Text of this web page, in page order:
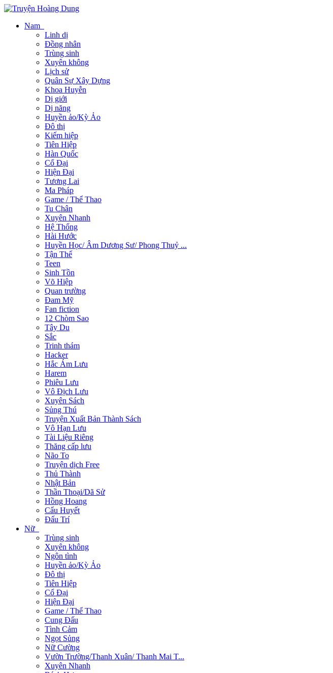
Nam
Linh dị
Đồng nhân
Trùng sinh
Xuyên không
Lịch sử
Quân Sự Xây Dựng
Khoa Huyễn
Dị giới
Dị năng
Huyền ảo/Kỳ Ảo
Đô thị
Kiếm hiệp
Tiên Hiệp
Hàn Quốc
Cổ Đại
Hiện Đại
Tương Lai
Ma Pháp
Game / Thể Thao
Tu Chân
Xuyên Nhanh
Hệ Thống
Hài Hước
Huyền Học/ Âm Dương Sư/ Phong Thuỷ ...
Tận Thế
Teen
Sinh Tồn
Võ Hiệp
Quan trường
Đam Mỹ
Fan fiction
12 Chòm Sao
Tây Du
Sắc
Trinh thám
Hacker
Hắc Ám Lưu
Harem
Phiêu Lưu
Vô Địch Lưu
Xuyên Sách
Sủng Thú
Truyện Xuất Bản Thành Sách
Vô Hạn Lưu
Tài Liệu Riêng
Thăng cấp lưu
Não To
Truyện dịch Free
Thủ Thành
Nhật Bản
Thần Thoại/Dã Sử
Hồng Hoang
Cẩu Huyết
Đấu Trí
Nữ
Trùng sinh
Xuyên không
Ngôn tình
Huyền ảo/Kỳ Ảo
Đô thị
Tiên Hiệp
Cổ Đại
Hiện Đại
Game / Thể Thao
Cung Đấu
Tình Cảm
Ngọt Sủng
Nữ Cường
Vườn Trường/Thanh Xuân/ Thanh Mai T...
Xuyên Nhanh